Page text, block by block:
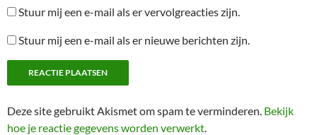
Stuur mij een e-mail als er vervolgreacties zijn.
Stuur mij een e-mail als er nieuwe berichten zijn.
Deze site gebruikt Akismet om spam te verminderen. Bekijk
hoe je reactie gegevens worden verwerkt.